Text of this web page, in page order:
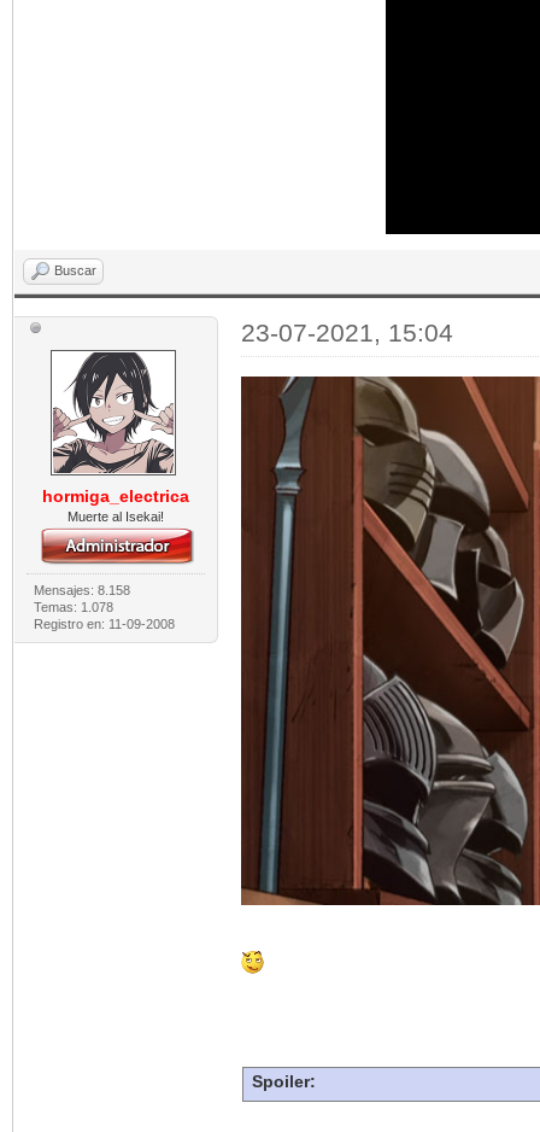
Buscar
hormiga_electrica
Muerte al Isekai!
Mensajes: 8.158
Temas: 1.078
Registro en: 11-09-2008
23-07-2021, 15:04
Spoiler: